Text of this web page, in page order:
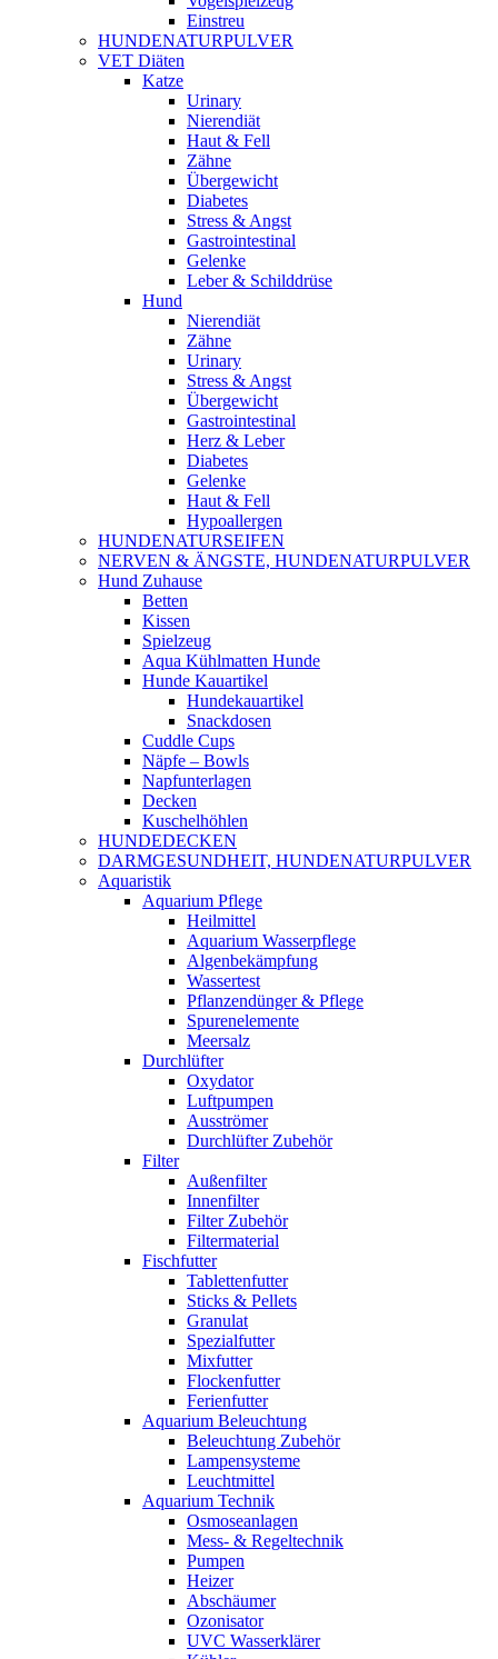
Einstreu
HUNDENATURPULVER
VET Diäten
Katze
Urinary
Nierendiät
Haut & Fell
Zähne
Übergewicht
Diabetes
Stress & Angst
Gastrointestinal
Gelenke
Leber & Schilddrüse
Hund
Nierendiät
Zähne
Urinary
Stress & Angst
Übergewicht
Gastrointestinal
Herz & Leber
Diabetes
Gelenke
Haut & Fell
Hypoallergen
HUNDENATURSEIFEN
NERVEN & ÄNGSTE, HUNDENATURPULVER
Hund Zuhause
Betten
Kissen
Spielzeug
Aqua Kühlmatten Hunde
Hunde Kauartikel
Hundekauartikel
Snackdosen
Cuddle Cups
Näpfe – Bowls
Napfunterlagen
Decken
Kuschelhöhlen
HUNDEDECKEN
DARMGESUNDHEIT, HUNDENATURPULVER
Aquaristik
Aquarium Pflege
Heilmittel
Aquarium Wasserpflege
Algenbekämpfung
Wassertest
Pflanzendünger & Pflege
Spurenelemente
Meersalz
Durchlüfter
Oxydator
Luftpumpen
Ausströmer
Durchlüfter Zubehör
Filter
Außenfilter
Innenfilter
Filter Zubehör
Filtermaterial
Fischfutter
Tablettenfutter
Sticks & Pellets
Granulat
Spezialfutter
Mixfutter
Flockenfutter
Ferienfutter
Aquarium Beleuchtung
Beleuchtung Zubehör
Lampensysteme
Leuchtmittel
Aquarium Technik
Osmoseanlagen
Mess- & Regeltechnik
Pumpen
Heizer
Abschäumer
Ozonisator
UVC Wasserklärer